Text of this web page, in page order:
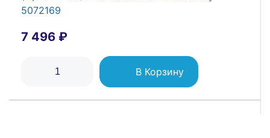
5072169
7 496 ₽
В Корзину